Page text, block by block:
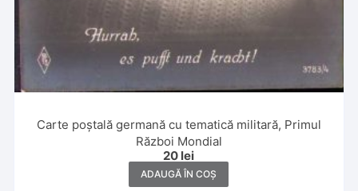
Carte poștală germană cu tematică militară, Primul
Război Mondial
20 lei
ADAUGĂ ÎN COȘ